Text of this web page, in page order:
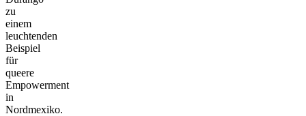
zu
einem
leuchtenden
Beispiel
für
queere
Empowerment
in
Nordmexiko.